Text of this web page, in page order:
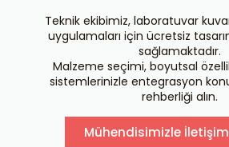
Teknik ekibimiz, laboratuvar
uygulamaları için ücretsiz
sağlamaktadır.
Malzeme seçimi, boyutsal
sistemlerinizle entegrasyon
rehberliği alın.
Mühendisimizle